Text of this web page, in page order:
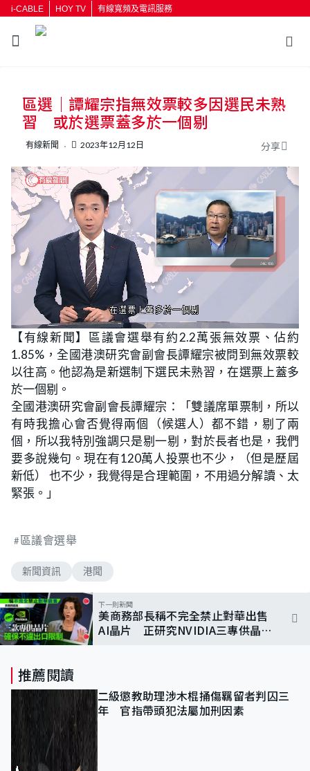
i-CABLE HOY TV 有線寬頻及電訊服務
按輸入鍵開始搜尋
區選｜譚耀宗指無效票較多因選民未熟
習 或於選票蓋多於一個剔
有線新聞 2023年12月12日 分享
U
n
m
u
t
e
L
o
a
d
e
d
:
4
0
0
%
【有線新聞】區議會選舉有約2.2萬張無效票、佔約
1.85%，全國港澳研究會副會長譚耀宗被問到無效票較
以往高。他認為是新選制下選民未熟習，在選票上蓋多
於一個剔。
全國港澳研究會副會長譚耀宗：「雙議席單票制，所以
有時我擔心會否覺得兩個（候選人）都不錯，剔了兩
個，所以我特別強調只是剔一剔，對於長者也是，我們
要多說幾句。現在有120萬人投票也不少，（但是歷屆
新低） 也不少，我覺得是合理範圍，不用過分解讀、太
緊張。」
區議會選舉
新聞資訊 港聞
下一則新聞
美商務部長稱不完全禁止對華出售
AI晶片 正研究NVIDIA三專供晶片
推薦閱讀
二級懲教助理涉木棍捅傷羈留者判囚三
年 官指帶頭犯法屬加刑因素